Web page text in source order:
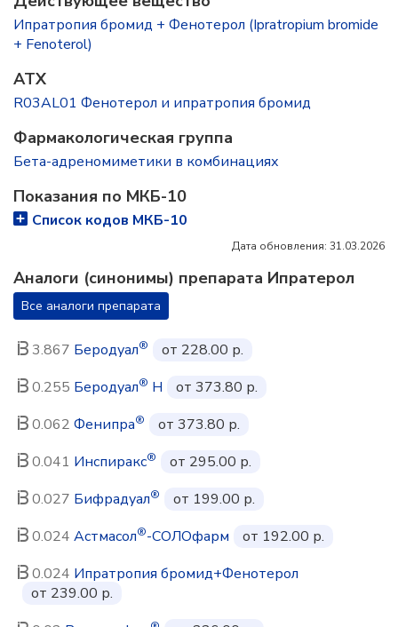
Ипратропия бромид + Фенотерол (Ipratropium bromide
+ Fenoterol)
ATX
R03AL01 Фенотерол и ипратропия бромид
Фармакологическая группа
Бета-адреномиметики в комбинациях
Показания по МКБ-10
Список кодов МКБ-10
Дата обновления: 31.03.2026
Аналоги (синонимы) препарата Ипратерол
Все аналоги препарата
3.867 Беродуал®
от 228.00 р.
0.255 Беродуал® Н
от 373.80 р.
0.062 Фенипра®
от 373.80 р.
0.041 Инспиракс®
от 295.00 р.
0.027 Бифрадуал®
от 199.00 р.
0.024 Астмасол®-СОЛОфарм
от 192.00 р.
0.024 Ипратропия бромид+Фенотерол
от 239.00 р.